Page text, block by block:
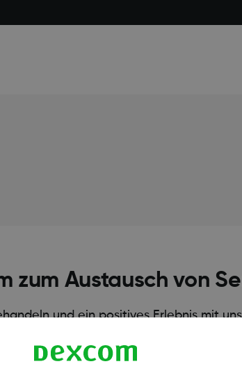
zum Austausch von
und ein positives Erlebnis mit
CGM-Sensoren* Einwegartikel sind,
vollständige Details klicken Sie hier,